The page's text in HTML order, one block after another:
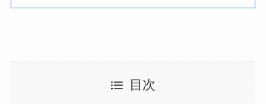
目次